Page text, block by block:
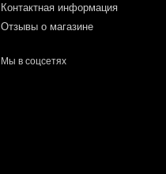
Контактная информация
Отзывы о магазине
Мы в соцсетях